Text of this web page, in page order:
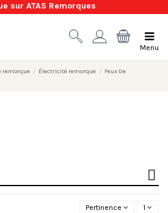
sur ATAS Remorques
Menu
remorque Électricité remorque
Feux De
Pertinence 1